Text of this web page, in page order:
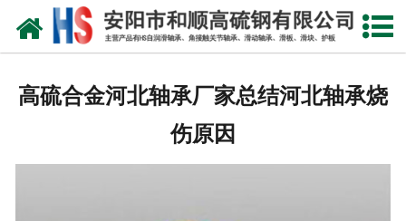
网站首页
新闻中心
高硫合金河北轴承厂家总结河北轴承烧
伤原因